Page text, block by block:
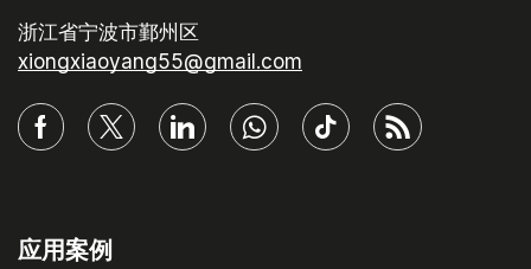
浙江省宁波市鄞州区
xiongxiaoyang55@gmail.com
应用案例